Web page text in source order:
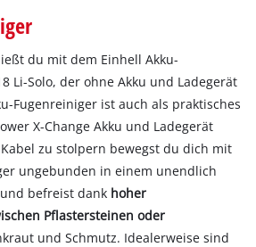
du mit dem Einhell Akku-
Li-Solo, der ohne Akku und Ladegerät
Fugenreiniger ist auch als praktisches
X-Change Akku und Ladegerät
zu stolpern bewegst du dich mit
ungebunden in einem unendlich
befreist dank hoher
Pflastersteinen oder
und Schmutz. Idealerweise sind